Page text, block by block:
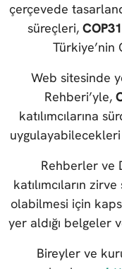
çerçevede
süreçleri, COP31
Türkiye’nin
Web sitesinde
Rehberi’yle,
katılımcılarına
Rehberler ve
katılımcıların
olabilmesi için
yer aldığı belgeler
Bireyler ve